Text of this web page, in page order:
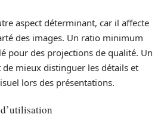
aspect déterminant, car il affecte
des images. Un ratio minimum
pour des projections de qualité. Un
mieux distinguer les détails et
lors des présentations.